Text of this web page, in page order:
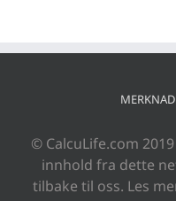
© CalcuLife.com
innhold fra dette
tilbake til oss. Les